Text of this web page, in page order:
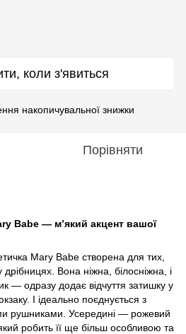
коли з'явиться
накопичувальної знижки
Порівняти
Babe — м’який акцент вашої
Mary Babe створена для тих,
дрібницях. Вона ніжна, білосніжна, і
— одразу додає відчуття затишку у
І ідеально поєднується з
рушниками. Усередині — рожевий
робить її ще більш особливою та